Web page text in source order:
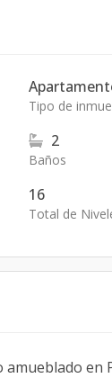
Tipo de
2
Baños
16
Total de
amueblado en